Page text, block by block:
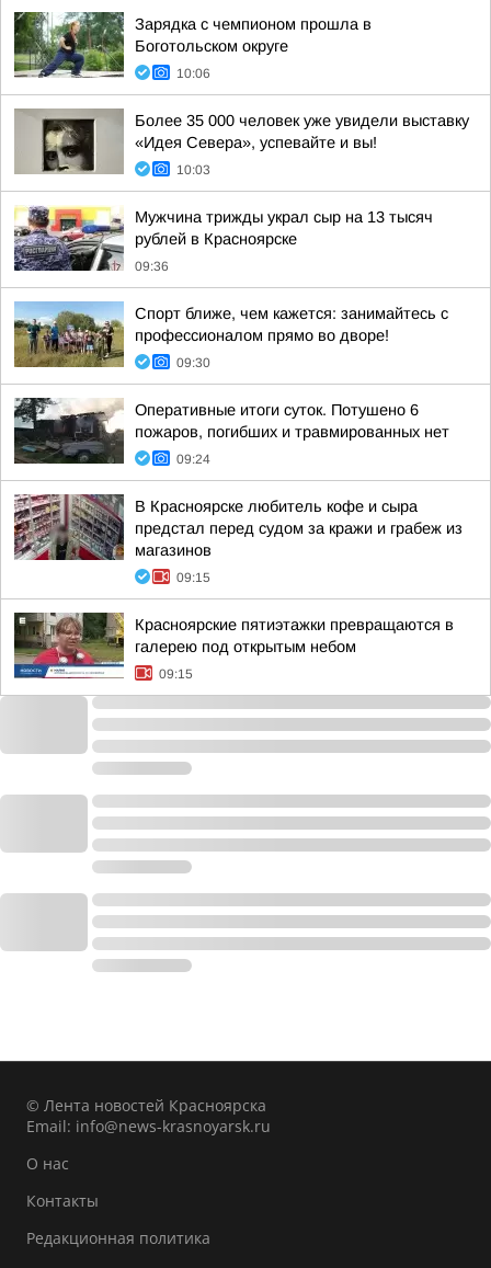
Зарядка с чемпионом прошла в
Боготольском округе
10:06
Более 35 000 человек уже увидели выставку
«Идея Севера», успевайте и вы!
10:03
Мужчина трижды украл сыр на 13 тысяч
рублей в Красноярске
09:36
Спорт ближе, чем кажется: занимайтесь с
профессионалом прямо во дворе!
09:30
Оперативные итоги суток. Потушено 6
пожаров, погибших и травмированных нет
09:24
В Красноярске любитель кофе и сыра
предстал перед судом за кражи и грабеж из
магазинов
09:15
Красноярские пятиэтажки превращаются в
галерею под открытым небом
09:15
© Лента новостей Красноярска
Email: info@news-krasnoyarsk.ru
О нас
Контакты
Редакционная политика